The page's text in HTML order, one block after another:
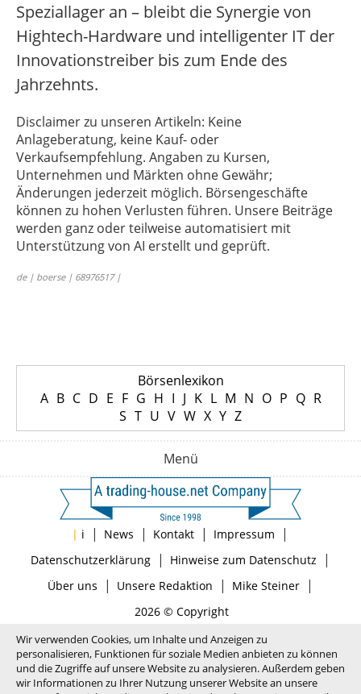
Speziallager an – bleibt die Synergie von
Hightech-Hardware und intelligenter IT der
Innovationstreiber bis zum Ende des
Jahrzehnts.
Disclaimer zu unseren Artikeln: Keine
Anlageberatung, keine Kauf- oder
Verkaufsempfehlung. Angaben zu Kursen,
Unternehmen und Märkten ohne Gewähr;
Änderungen jederzeit möglich. Börsengeschäfte
können zu hohen Verlusten führen. Unsere Beiträge
werden ganz oder teilweise automatisiert mit
Unterstützung von AI erstellt und geprüft.
de | boerse | 68976517 |
Börsenlexikon
A B C D E F G H I J K L M N O P Q R
S T U V W X Y Z
Menü
| i | News | Kontakt | Impressum |
Datenschutzerklärung| Hinweise zum Datenschutz |
Über uns | Unsere Redaktion | Mike Steiner|
2026 © Copyright
Wir verwenden Cookies, um Inhalte und Anzeigen zu
personalisieren, Funktionen für soziale Medien anbieten zu können
und die Zugriffe auf unsere Website zu analysieren. Außerdem geben
wir Informationen zu Ihrer Nutzung unserer Website an unsere